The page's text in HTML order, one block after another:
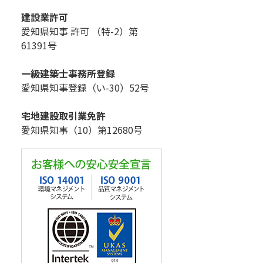
建設業許可
愛知県知事 許可 （特-2）第
61391号
一級建築士事務所登録
愛知県知事登録（い-30）52号
宅地建設取引業免許
愛知県知事（10）第12680号